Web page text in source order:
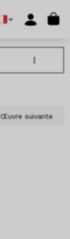
Cart
Œuvre suivante